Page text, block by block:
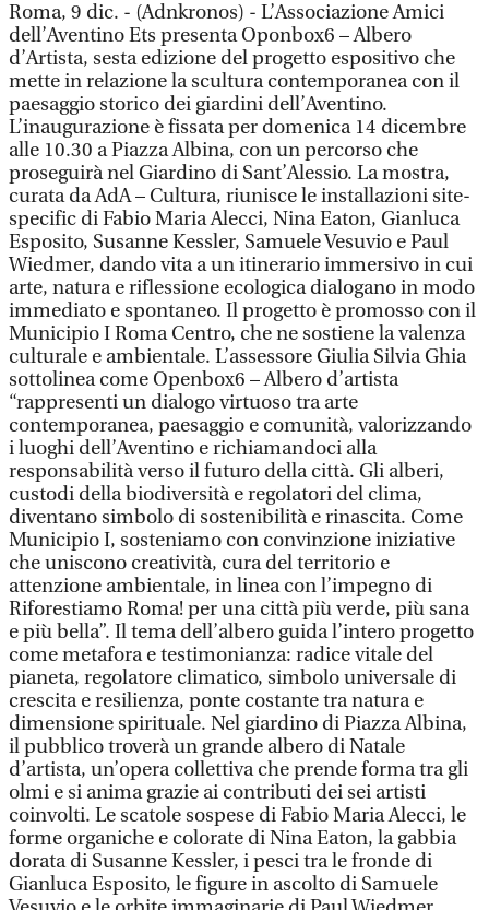
Roma, 9 dic. - (Adnkronos) - L’Associazione Amici
dell’Aventino Ets presenta Oponbox6 – Albero
d’Artista, sesta edizione del progetto espositivo che
mette in relazione la scultura contemporanea con il
paesaggio storico dei giardini dell’Aventino.
L’inaugurazione è fissata per domenica 14 dicembre
alle 10.30 a Piazza Albina, con un percorso che
proseguirà nel Giardino di Sant’Alessio. La mostra,
curata da AdA – Cultura, riunisce le installazioni site-
specific di Fabio Maria Alecci, Nina Eaton, Gianluca
Esposito, Susanne Kessler, Samuele Vesuvio e Paul
Wiedmer, dando vita a un itinerario immersivo in cui
arte, natura e riflessione ecologica dialogano in modo
immediato e spontaneo. Il progetto è promosso con il
Municipio I Roma Centro, che ne sostiene la valenza
culturale e ambientale. L’assessore Giulia Silvia Ghia
sottolinea come Openbox6 – Albero d’artista
“rappresenti un dialogo virtuoso tra arte
contemporanea, paesaggio e comunità, valorizzando
i luoghi dell’Aventino e richiamandoci alla
responsabilità verso il futuro della città. Gli alberi,
custodi della biodiversità e regolatori del clima,
diventano simbolo di sostenibilità e rinascita. Come
Municipio I, sosteniamo con convinzione iniziative
che uniscono creatività, cura del territorio e
attenzione ambientale, in linea con l’impegno di
Riforestiamo Roma! per una città più verde, più sana
e più bella”. Il tema dell’albero guida l’intero progetto
come metafora e testimonianza: radice vitale del
pianeta, regolatore climatico, simbolo universale di
crescita e resilienza, ponte costante tra natura e
dimensione spirituale. Nel giardino di Piazza Albina,
il pubblico troverà un grande albero di Natale
d’artista, un’opera collettiva che prende forma tra gli
olmi e si anima grazie ai contributi dei sei artisti
coinvolti. Le scatole sospese di Fabio Maria Alecci, le
forme organiche e colorate di Nina Eaton, la gabbia
dorata di Susanne Kessler, i pesci tra le fronde di
Gianluca Esposito, le figure in ascolto di Samuele